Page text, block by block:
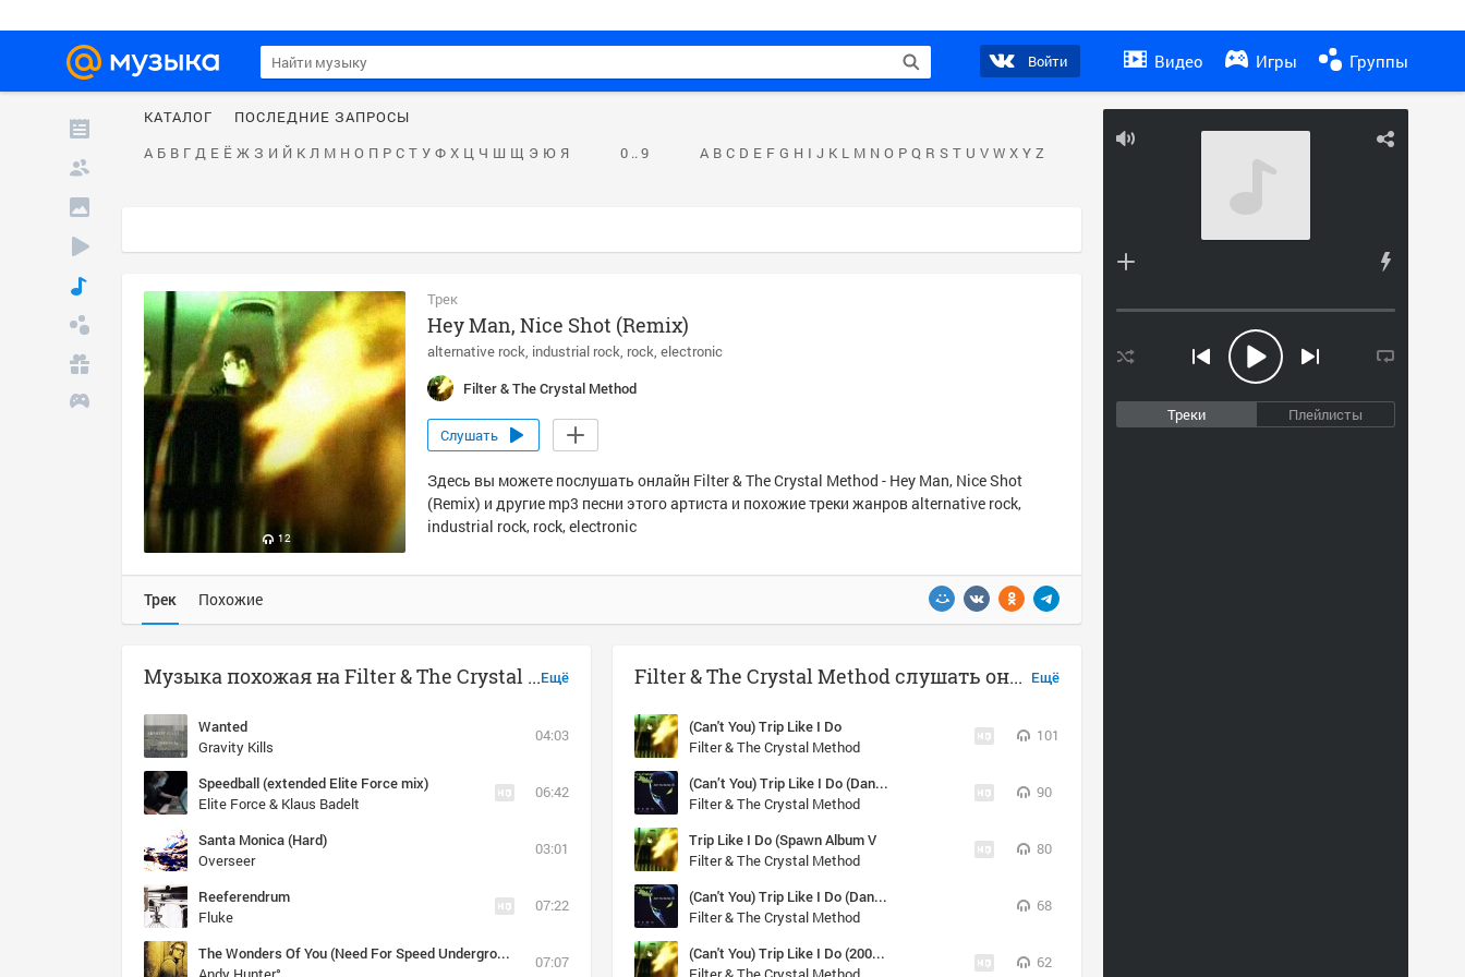
Войти Видео Игры Группы
Треки Плейлисты
КАТАЛОГ
ПОСЛЕДНИЕ ЗАПРОСЫ
А Б В Г Д Е Ё Ж З И Й К Л М Н О П Р С Т У Ф Х Ц Ч Ш Щ Э Ю Я 0 .. 9 A B C D E F G H I J K L M N O P Q R S T U V W X Y Z
12
Трек
Hey Man, Nice Shot (Remix)
alternative rock industrial rock rock electronic
Filter & The Crystal Method
Слушать
Здесь вы можете послушать онлайн Filter & The Crystal Method - Hey Man, Nice Shot
(Remix) и другие mp3 песни этого артиста и похожие треки жанров alternative rock,
industrial rock, rock, electronic
Трек Похожие
Ещё
Музыка похожая на Filter & The Crystal Method - Hey Man, Nice Shot (Remix)
Wanted
Gravity Kills
04:03
Speedball (extended Elite Force mix)
Elite Force & Klaus Badelt
06:42
Santa Monica (Hard)
Overseer
03:01
Reeferendrum
Fluke
07:22
The Wonders Of You (Need For Speed Underground OST)
07:07
Ещё
Filter & The Crystal Method слушать онлайн
(Can't You) Trip Like I Do
Filter & The Crystal Method
101
(Can’t You) Trip Like I Do (Danny Saber remix)
Filter & The Crystal Method
90
Trip Like I Do (Spawn Album V
Filter & The Crystal Method
80
(Can't You) Trip Like I Do (Danny Saber remix)
Filter & The Crystal Method
68
(Can't You) Trip Like I Do (2009 Remastered Version) (2009 Remastered Version)
62